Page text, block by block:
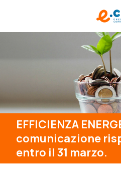
EFFICIENZA
comunicazione
entro il 31 marzo.